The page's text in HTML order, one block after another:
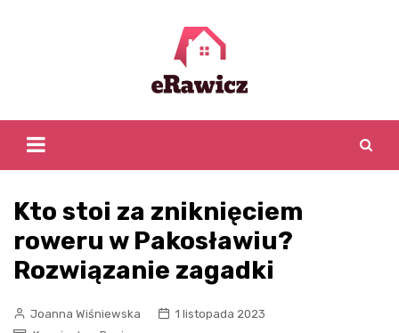
Kto stoi za zniknięciem
roweru w Pakosławiu?
Rozwiązanie zagadki
Joanna Wiśniewska
1 listopada 2023